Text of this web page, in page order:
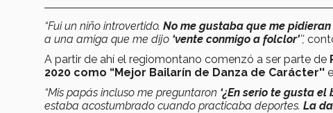
“Fui un niño introvertido. No me gustaba que me
a una amiga que me dijo ‘vente conmigo a folclor''',
A partir de ahí el regiomontano comenzó a ser parte de
2020 como “Mejor Bailarín de Danza de Carácter''
“Mis papás incluso me preguntaron ‘¿En serio te gusta el
estaba acostumbrado cuando practicaba deportes. La